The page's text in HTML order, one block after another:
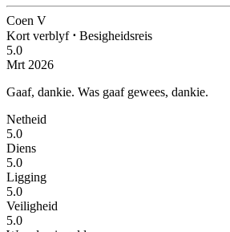
Coen V
Kort verblyf ⋅ Besigheidsreis
5.0
Mrt 2026
Gaaf, dankie. Was gaaf gewees, dankie.
Netheid
5.0
Diens
5.0
Ligging
5.0
Veiligheid
5.0